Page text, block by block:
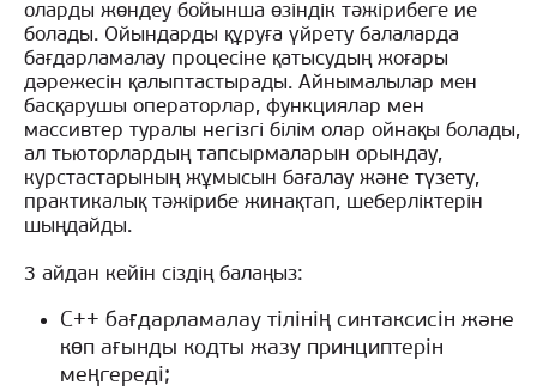
оларды жөндеу бойынша өзіндік тәжірибеге ие
болады. Ойындарды құруға үйрету балаларда
бағдарламалау процесіне қатысудың жоғары
дәрежесін қалыптастырады. Айнымалылар мен
басқарушы операторлар, функциялар мен
массивтер туралы негізгі білім олар ойнақы болады,
ал тьюторлардың тапсырмаларын орындау,
курстастарының жұмысын бағалау және түзету,
практикалық тәжірибе жинақтап, шеберліктерін
шыңдайды.
3 айдан кейін сіздің балаңыз:
С++ бағдарламалау тілінің синтаксисін және
көп ағынды кодты жазу принциптерін
меңгереді;